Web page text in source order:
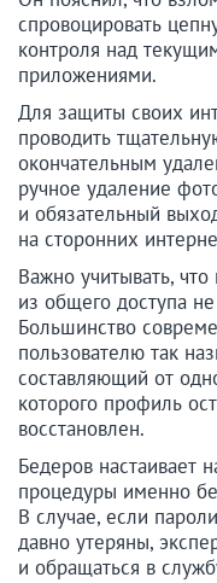
спровоцировать
контроля над
приложениями.
Для защиты своих
проводить
окончательным
ручное удаление
и обязательный
на сторонних
Важно учитывать,
из общего доступа
Большинство
пользователю так
составляющий от
которого профиль
восстановлен.
Бедеров настаивает
процедуры именно
В случае, если
давно утеряны,
и обращаться в